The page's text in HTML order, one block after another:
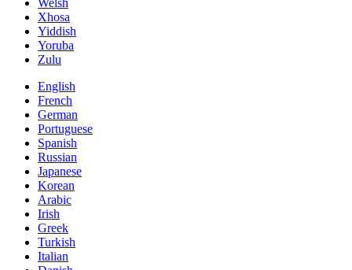
Xhosa
Yiddish
Yoruba
Zulu
English
French
German
Portuguese
Spanish
Russian
Japanese
Korean
Arabic
Irish
Greek
Turkish
Italian